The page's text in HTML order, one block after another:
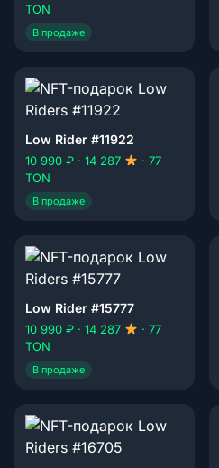
TON
В продаже
Low Rider #11922
10 990 ₽ · 14 287
· 77
TON
В продаже
Low Rider #15777
10 990 ₽ · 14 287
· 77
TON
В продаже